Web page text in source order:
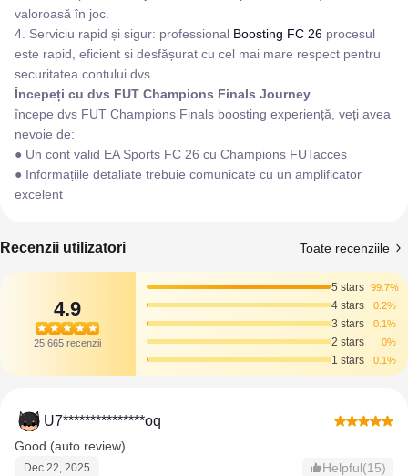
valoroasă în joc.
4. Serviciu rapid și sigur: professional Boosting FC 26 procesul
este rapid, eficient și desfășurat cu cel mai mare respect pentru
securitatea contului dvs.
Începeți cu dvs FUT Champions Finals Journey
începe dvs FUT Champions Finals boosting experiență, veți avea
nevoie de:
● Un cont valid EA Sports FC 26 cu Champions FUTacces
● Informațiile detaliate trebuie comunicate cu un amplificator
excelent
Recenzii utilizatori Toate recenziile
4.9
25,665 recenzii
5 stars 99.7%
4 stars 0.2%
3 stars 0.1%
2 stars 0%
1 stars 0.1%
U7***************oq
Good (auto review)
Dec 22, 2025 Helpful(15)